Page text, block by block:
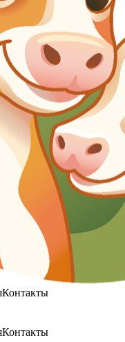
Контакты
Контакты